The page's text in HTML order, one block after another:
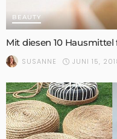
BEAUTY
Mit diesen 10
SUSANNE JUNI 15,